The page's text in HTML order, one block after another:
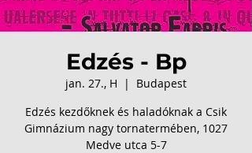
Edzés - Bp
jan. 27., H
  |
Budapest
Edzés kezdőknek és haladóknak a Csik
Gimnázium nagy tornatermében, 1027
Medve utca 5-7